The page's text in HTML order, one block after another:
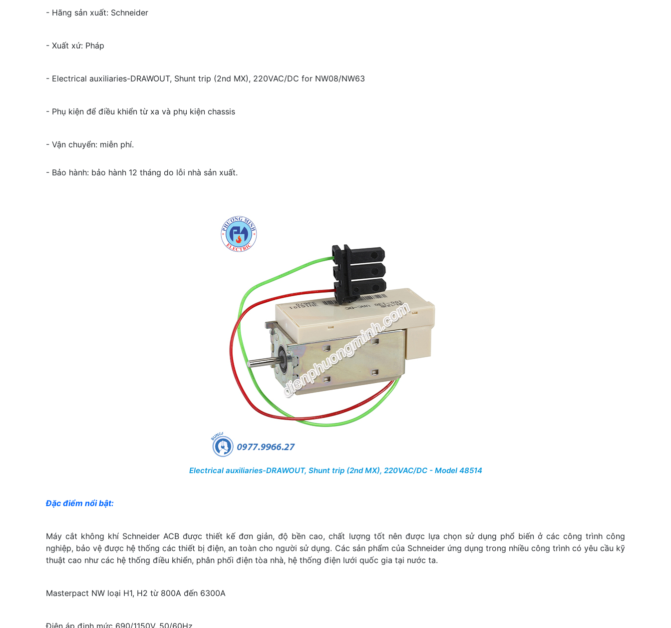
- Hãng sản xuất: Schneider
- Xuất xứ: Pháp
- Electrical auxiliaries-DRAWOUT, Shunt trip (2nd MX), 220VAC/DC for NW08/NW63
- Phụ kiện để điều khiển từ xa và phụ kiện chassis
- Vận chuyển: miễn phí.
- Bảo hành: bảo hành 12 tháng do lỗi nhà sản xuất.
Electrical auxiliaries-DRAWOUT, Shunt trip (2nd MX), 220VAC/DC - Model 48514
Đặc điểm nổi bật:
Máy cắt không khí Schneider ACB được thiết kế đơn giản, độ bền cao, chất lượng tốt nên được lựa chọn sử dụng phổ biến ở các công trình công
nghiệp, bảo vệ được hệ thống các thiết bị điện, an toàn cho người sử dụng. Các sản phẩm của Schneider ứng dụng trong nhiều công trình có yêu cầu kỹ
thuật cao như các hệ thống điều khiển, phân phối điện tòa nhà, hệ thống điện lưới quốc gia tại nước ta.
Masterpact NW loại H1, H2 từ 800A đến 6300A